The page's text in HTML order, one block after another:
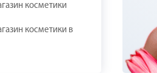
косметики
косметики в